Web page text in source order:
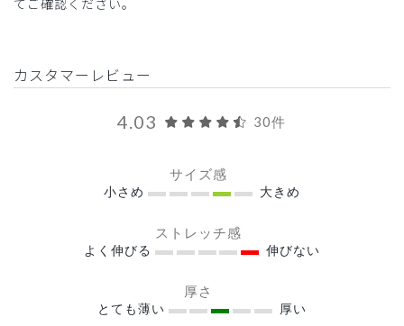
カスタマーレビュー
4.03 30件
サイズ感
小さめ 大きめ
ストレッチ感
よく伸びる 伸びない
厚さ
とても薄い 厚い